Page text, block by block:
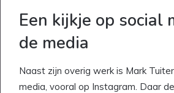
Een kijkje op social
de media
Naast zijn overig werk is Mark
media, vooral op Instagram. Daar